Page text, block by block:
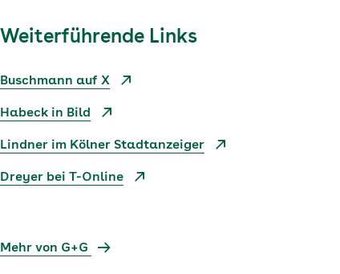
Weiterführende Links
Buschmann auf X
Habeck in Bild
Lindner im Kölner Stadtanzeiger
Dreyer bei T-Online
Mehr von G+G